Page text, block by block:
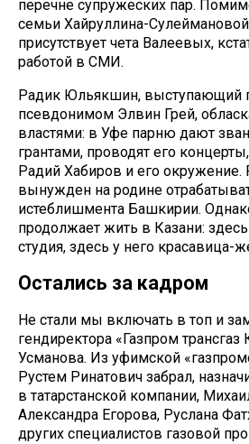
перечне супружеских пар.
семьи Хайруллина-
присутствует чета Валеевых,
работой в СМИ.
Радик Юльякшин, выступающий
псевдонимом Элвин Грей,
властями: в Уфе парню дают
грантами, проводят его
Радий Хабиров и его окружение.
вынужден на родине
истеблишмента Башкирии.
продолжает жить в Казани:
студия, здесь у него красавица-
Остались за кадром
Не стали мы включать в топ и
гендиректора «Газпром трансгаз
Усманова. Из уфимской
Рустем Ринатович забрал,
в татарстанской компании,
Александра Егорова, Руслана
других специалистов газовой